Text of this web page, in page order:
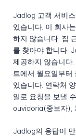
Jadlog 고객 서비
있습니다. 이 회사
하지 않습니다. 집
를 찾아야 합니다.
제공하지 않습니다
트에서 월요일부터
있습니다. 연락처
일로 요청을 보낼
ouvidoria(중보자),
Jadlog의 응답이